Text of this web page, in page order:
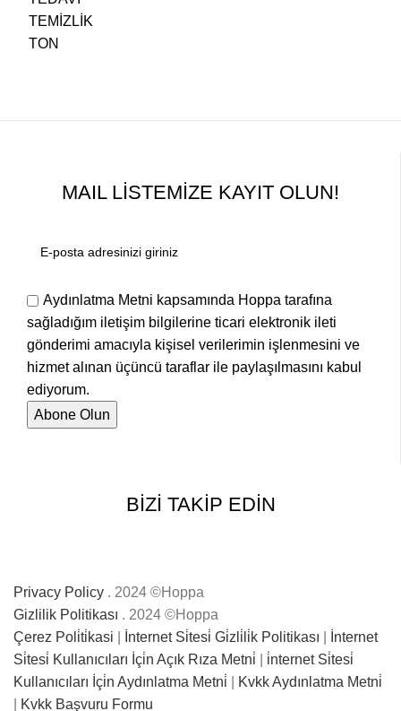
TEMİZLİK
TON
MAIL LİSTEMİZE KAYIT OLUN!
Aydınlatma Metni kapsamında Hoppa tarafına
sağladığım iletişim bilgilerine ticari elektronik ileti
gönderimi amacıyla kişisel verilerimin işlenmesini ve
hizmet alınan üçüncü taraflar ile paylaşılmasını kabul
ediyorum.
BİZİ TAKİP EDİN
Privacy Policy . 2024 ©Hoppa
Gizlilik Politikası . 2024 ©Hoppa
Çerez Poli̇ti̇kasi
İnternet Si̇tesi̇ Gi̇zli̇li̇k Politikası
İnternet
Si̇tesi̇ Kullanıcıları İçi̇n Açık Rıza Metni̇
i̇nternet Si̇tesi̇
Kullanıcıları İçi̇n Aydınlatma Metni̇
Kvkk Aydınlatma Metni̇
Kvkk Başvuru Formu